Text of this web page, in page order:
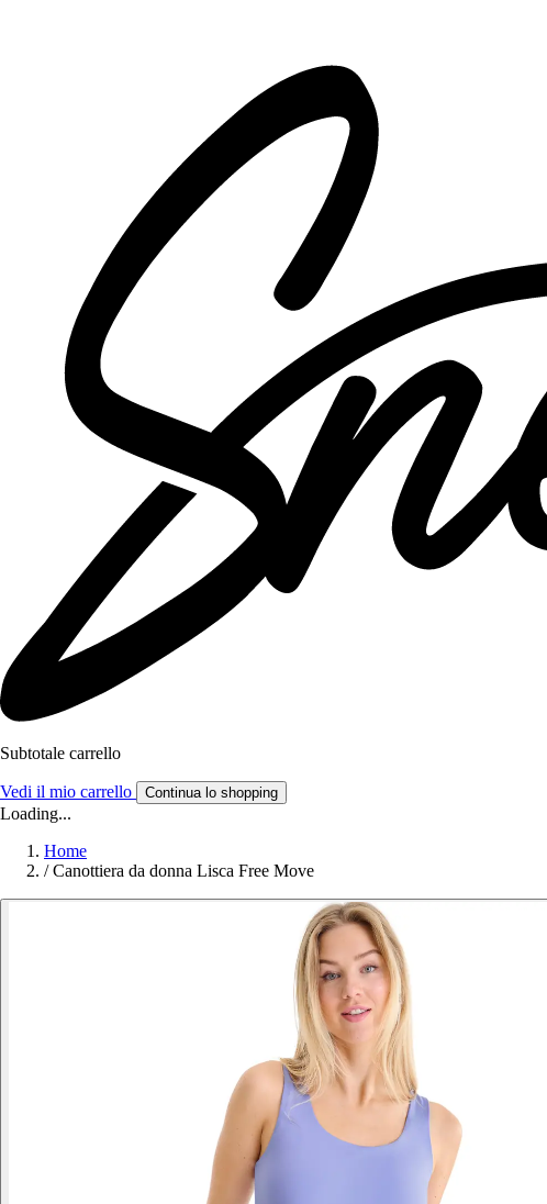
Subtotale carrello
Vedi il mio carrello Continua lo shopping
Loading...
Home
/ Canottiera da donna Lisca Free Move